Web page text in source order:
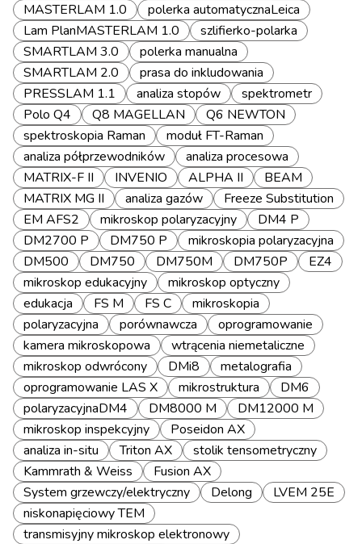
MASTERLAM 1.0
polerka automatycznaLeica
Lam PlanMASTERLAM 1.0
szlifierko-polarka
SMARTLAM 3.0
polerka manualna
SMARTLAM 2.0
prasa do inkludowania
PRESSLAM 1.1
analiza stopów
spektrometr
Polo Q4
Q8 MAGELLAN
Q6 NEWTON
spektroskopia Raman
moduł FT-Raman
analiza półprzewodników
analiza procesowa
MATRIX-F II
INVENIO ALPHA II
BEAM
MATRIX MG II
analiza gazów
Freeze Substitution
EM AFS2
mikroskop polaryzacyjny
DM4 P
DM2700 P
DM750 P
mikroskopia polaryzacyjna
DM500
DM750 DM750M DM750P
EZ4
mikroskop edukacyjny
mikroskop optyczny
edukacja
FS M FS C
mikroskopia
polaryzacyjna
porównawcza
oprogramowanie
kamera mikroskopowa
wtrącenia niemetaliczne
mikroskop odwrócony
DMi8
metalografia
oprogramowanie LAS X
mikrostruktura
DM6
polaryzacyjnaDM4
DM8000 M
DM12000 M
mikroskop inspekcyjny
Poseidon AX
analiza in-situ
Triton AX
stolik tensometryczny
Kammrath & Weiss
Fusion AX
System grzewczy/elektryczny
Delong
LVEM 25E
niskonapięciowy TEM
transmisyjny mikroskop elektronowy